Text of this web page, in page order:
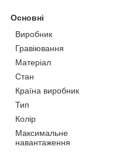
Основні
Виробник
Гравіювання
Матеріал
Стан
Країна виробник
Тип
Колір
Максимальне
навантаження